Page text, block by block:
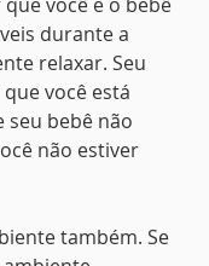
durante a
relaxar. Seu
você está
seu bebê não
não estiver